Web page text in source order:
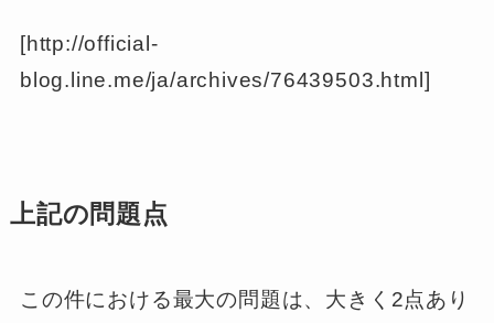
[http://official-
blog.line.me/ja/archives/76439503.html]
上記の問題点
この件における最大の問題は、大きく2点あり